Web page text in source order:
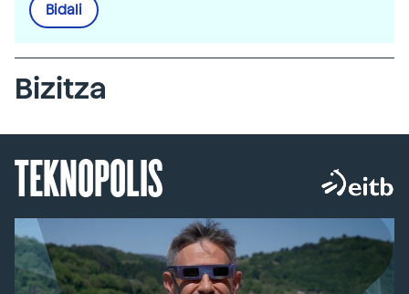
Bidali
Bizitza
TEKNOPOLIS